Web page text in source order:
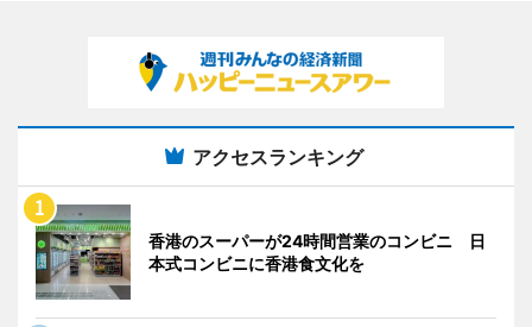
アクセスランキング
香港のスーパーが24時間営業のコンビニ 日
本式コンビニに香港食文化を